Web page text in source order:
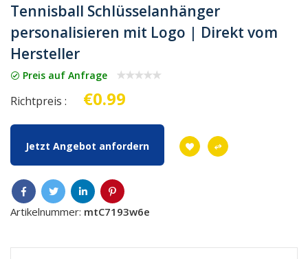
Tennisball Schlüsselanhänger
personalisieren mit Logo | Direkt vom
Hersteller
Preis auf Anfrage
Richtpreis : €0.99
Jetzt Angebot anfordern
Artikelnummer: mtC7193w6e